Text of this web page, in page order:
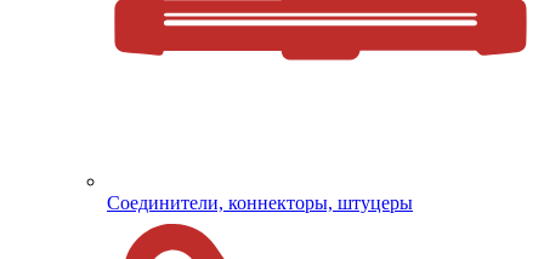
Соединители, коннекторы, штуцеры